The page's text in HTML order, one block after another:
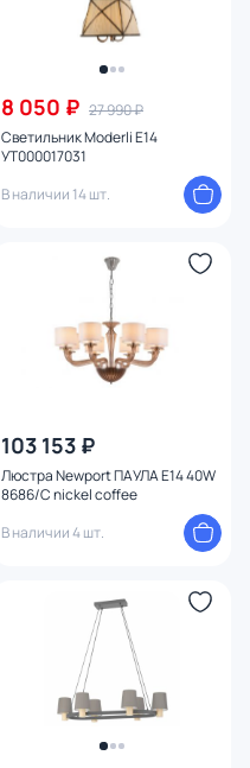
8 050 ₽ 27 990 ₽
Светильник Moderli E14
УТ000017031
В наличии 14 шт.
103 153 ₽
Люстра Newport ПАУЛА E14 40W
8686/C nickel coffee
В наличии 4 шт.